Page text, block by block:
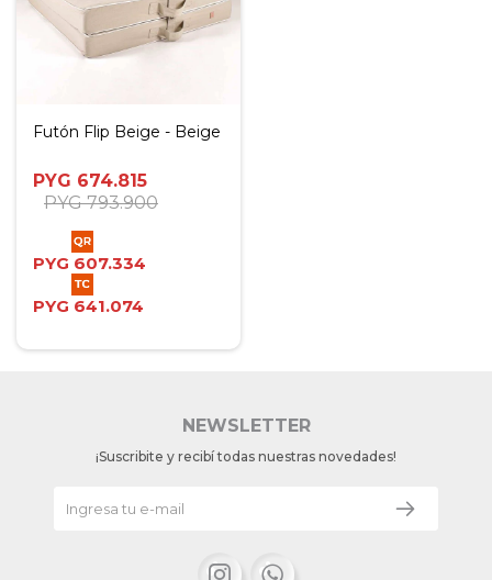
Futón Flip Beige - Beige
PYG 674.815
PYG 793.900
PYG 607.334
PYG 641.074
NEWSLETTER
¡Suscribite y recibí todas nuestras novedades!
 